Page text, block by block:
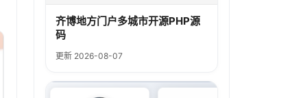
齐博地方门户多城市开源PHP源
码
更新 2026-08-07